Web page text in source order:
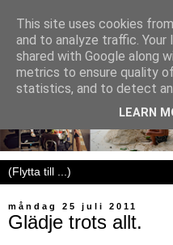
måndag 25 juli 2011
Glädje trots allt.
This site uses cookies
and to analyze traffic. Your
shared with Google along
metrics to ensure quality
statistics, and to detect
LEARN